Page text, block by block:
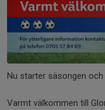
Nu starter säsongen
Varmt välkommen till